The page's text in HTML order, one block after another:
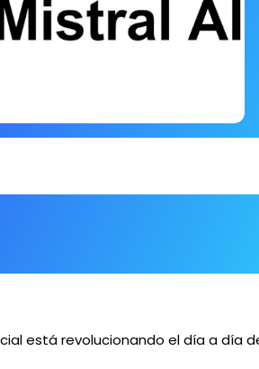
está revolucionando el día a día